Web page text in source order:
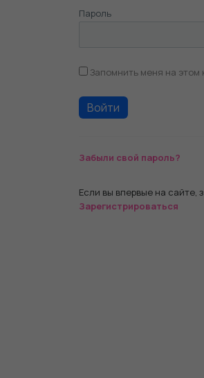
Пароль
Запомнить меня на этом
Забыли свой пароль?
Если вы впервые на сайте,
Зарегистрироваться